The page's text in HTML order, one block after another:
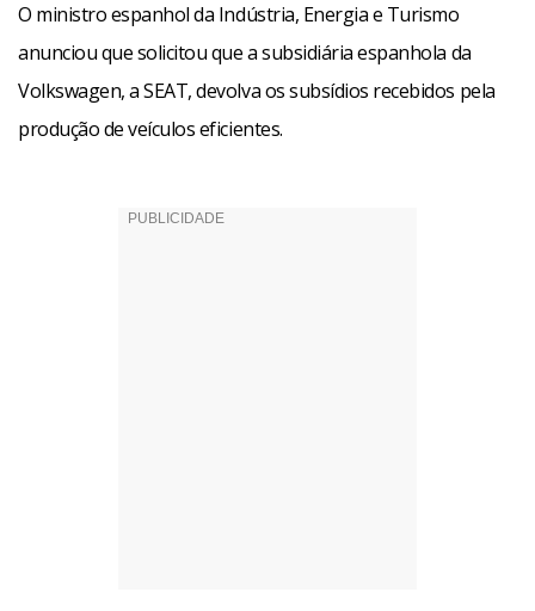
O ministro espanhol da Indústria, Energia e Turismo
anunciou que solicitou que a subsidiária espanhola da
Volkswagen, a SEAT, devolva os subsídios recebidos pela
produção de veículos eficientes.